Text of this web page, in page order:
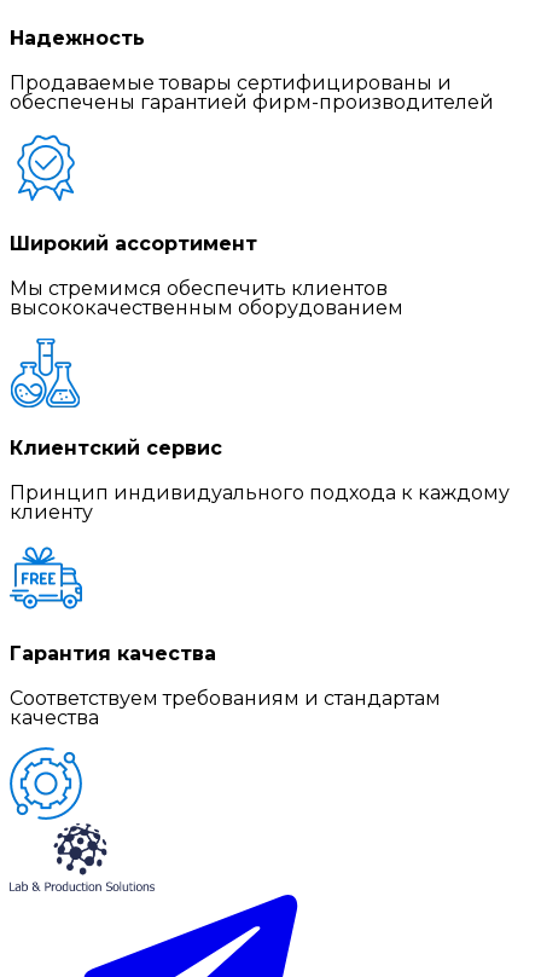
Надежность
Продаваемые товары сертифицированы и
обеспечены гарантией фирм-производителей
Широкий ассортимент
Мы стремимся обеспечить клиентов
высококачественным оборудованием
Клиентский сервис
Принцип индивидуального подхода к каждому
клиенту
Гарантия качества
Соответствуем требованиям и стандартам
качества